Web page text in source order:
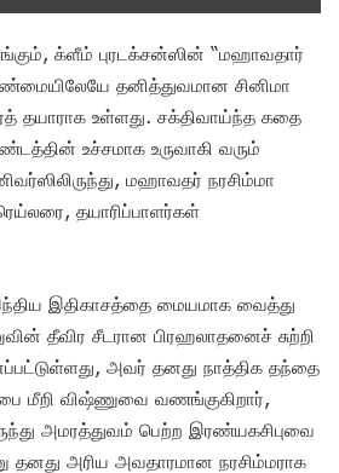
க்ளீம் புரடக்சன்ஸின் “மஹாவதார்
தனித்துவமான சினிமா
தயாராக உள்ளது. சக்திவாய்ந்த கதை
உச்சமாக உருவாகி வரும்
மஹாவதர் நரசிம்மா
தயாரிப்பாளர்கள்
இதிகாசத்தை மையமாக வைத்து
தீவிர சீடரான பிரஹலாதனைச் சுற்றி
அவர் தனது நாத்திக தந்தை
மீறி விஷ்ணுவை வணங்குகிறார்,
அமரத்துவம் பெற்ற இரண்யகசிபுவை
அரிய அவதாரமான நரசிம்மராக